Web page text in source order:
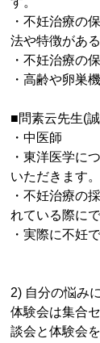
・不妊治療の
法や特徴があ
・不妊治療の
・高齢や卵巣
■問素云先生(
・中医師
・東洋医学に
いただきます。
・不妊治療の
れている際に
・実際に不妊
2) 自分の悩み
体験会は集合
談会と体験会